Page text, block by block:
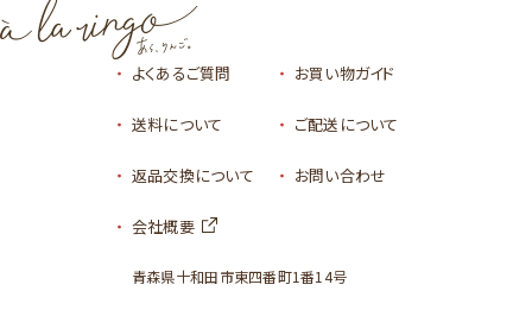
よくあるご質問 お買い物ガイド
送料について ご配送について
返品交換について お問い合わせ
会社概要
青森県十和田市東四番町1番14号